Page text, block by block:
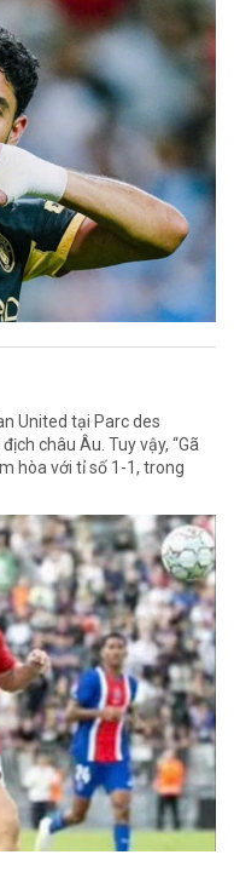
United tại Parc des
châu Âu. Tuy vậy, “Gã
hòa với tỉ số 1-1, trong